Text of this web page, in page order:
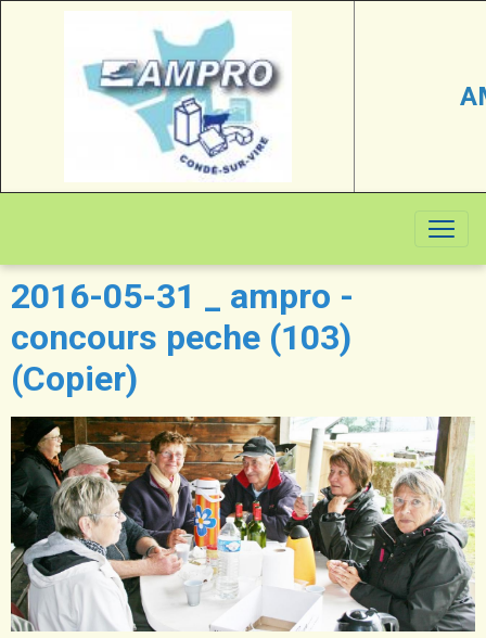
2016-05-31 _ ampro -
concours peche (103)
(Copier)